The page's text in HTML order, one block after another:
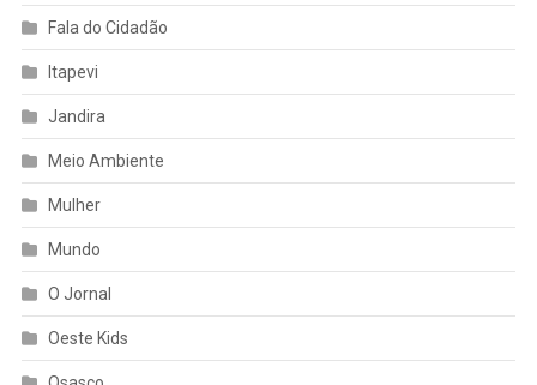
Fala do Cidadão
Itapevi
Jandira
Meio Ambiente
Mulher
Mundo
O Jornal
Oeste Kids